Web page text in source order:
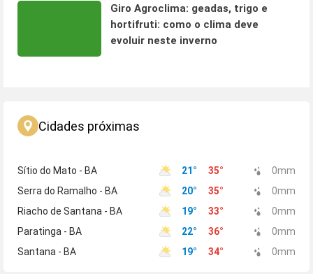
Giro Agroclima: geadas, trigo e
hortifruti: como o clima deve
evoluir neste inverno
Cidades próximas
Sítio do Mato - BA 21° 35° 0mm
Serra do Ramalho - BA
20° 35° 0mm
Riacho de Santana - BA
19° 33° 0mm
Paratinga - BA
22° 36° 0mm
Santana - BA
19° 34° 0mm